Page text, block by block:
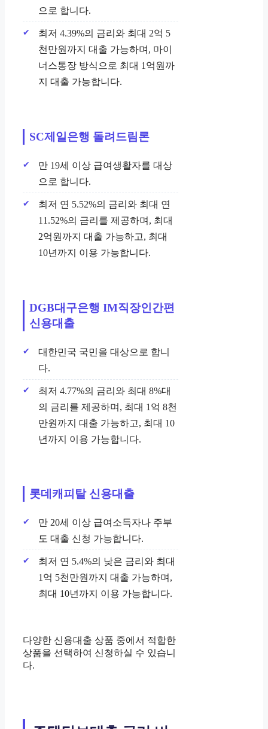
으로 합니다.
최저 4.39%의 금리와 최대 2억 5
천만원까지 대출 가능하며, 마이
너스통장 방식으로 최대 1억원까
지 대출 가능합니다.
SC제일은행 돌려드림론
만 19세 이상 급여생활자를 대상
으로 합니다.
최저 연 5.52%의 금리와 최대 연
11.52%의 금리를 제공하며, 최대
2억원까지 대출 가능하고, 최대
10년까지 이용 가능합니다.
DGB대구은행 IM직장인간편
신용대출
대한민국 국민을 대상으로 합니
다.
최저 4.77%의 금리와 최대 8%대
의 금리를 제공하며, 최대 1억 8천
만원까지 대출 가능하고, 최대 10
년까지 이용 가능합니다.
롯데캐피탈 신용대출
만 20세 이상 급여소득자나 주부
도 대출 신청 가능합니다.
최저 연 5.4%의 낮은 금리와 최대
1억 5천만원까지 대출 가능하며,
최대 10년까지 이용 가능합니다.
다양한 신용대출 상품 중에서 적합한
상품을 선택하여 신청하실 수 있습니
다.